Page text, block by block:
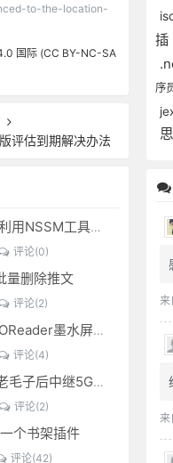
to-the-location-
国际 (CC BY-NC-SA
评估到期解决办法
【Windows】利用NSSM工具让BAT脚本变成后台服务
评论(0)
量删除推文
评论(2)
【Android】KOReader墨水屏用阅读器
评论(4)
k2刷Padavan老毛子后中继5G搜索不到的问题解决
评论(2)
个书架插件
评论(42)
插
序